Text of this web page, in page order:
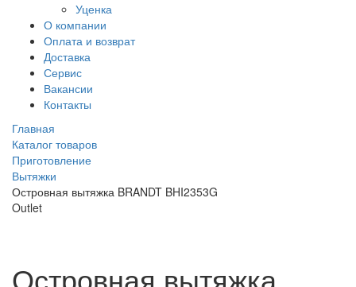
Уценка
О компании
Оплата и возврат
Доставка
Сервис
Вакансии
Контакты
Главная
Каталог товаров
Приготовление
Вытяжки
Островная вытяжка BRANDT BHI2353G
Outlet